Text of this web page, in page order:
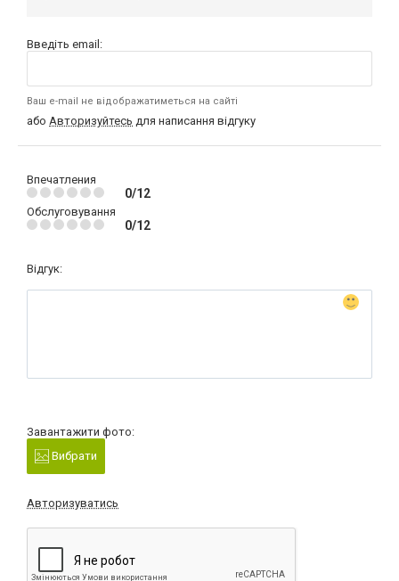
Введіть email:
Ваш e-mail не відображатиметься на сайті
або Авторизуйтесь для написання відгуку
Впечатления
0/12
Обслуговування
0/12
Відгук:
Завантажити фото:
Вибрати
Авторизуватись